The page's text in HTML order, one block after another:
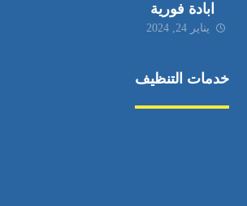
ابادة فورية
يناير 24, 2024
خدمات التنظيف